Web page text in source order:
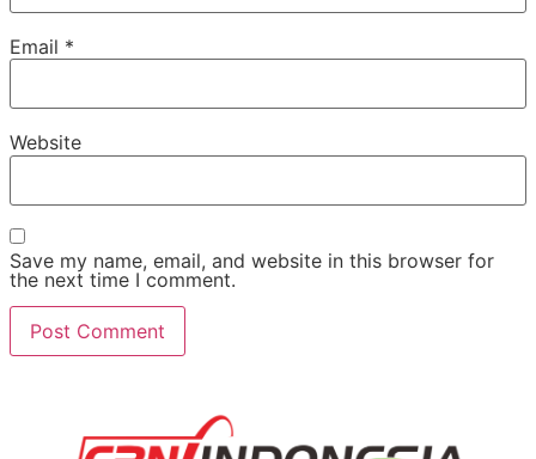
Email *
Website
Save my name, email, and website in this browser for
the next time I comment.